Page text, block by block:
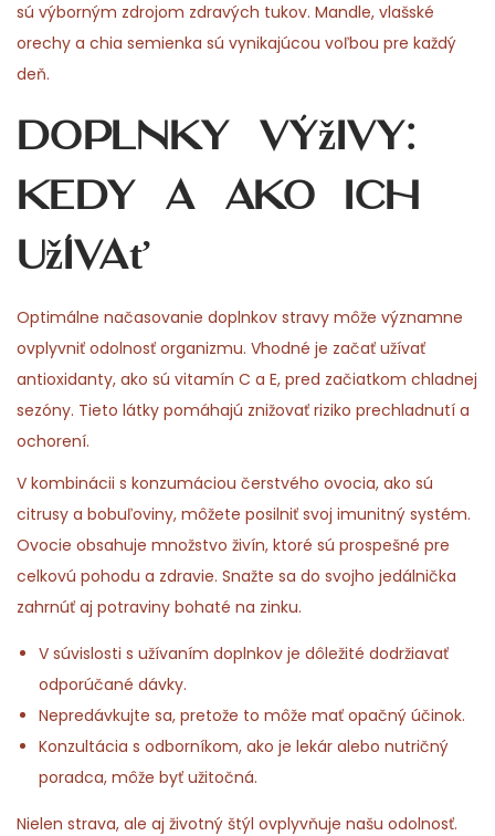
sú výborným zdrojom zdravých tukov. Mandle, vlašské
orechy a chia semienka sú vynikajúcou voľbou pre každý
deň.
Doplnky výživy:
Kedy a ako ich
užívať
Optimálne načasovanie doplnkov stravy môže významne
ovplyvniť odolnosť organizmu. Vhodné je začať užívať
antioxidanty, ako sú vitamín C a E, pred začiatkom chladnej
sezóny. Tieto látky pomáhajú znižovať riziko prechladnutí a
ochorení.
V kombinácii s konzumáciou čerstvého ovocia, ako sú
citrusy a bobuľoviny, môžete posilniť svoj imunitný systém.
Ovocie obsahuje množstvo živín, ktoré sú prospešné pre
celkovú pohodu a zdravie. Snažte sa do svojho jedálnička
zahrnúť aj potraviny bohaté na zinku.
V súvislosti s užívaním doplnkov je dôležité dodržiavať
odporúčané dávky.
Nepredávkujte sa, pretože to môže mať opačný účinok.
Konzultácia s odborníkom, ako je lekár alebo nutričný
poradca, môže byť užitočná.
Nielen strava, ale aj životný štýl ovplyvňuje našu odolnosť.